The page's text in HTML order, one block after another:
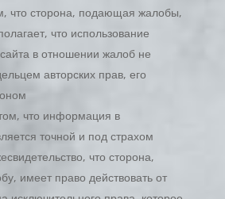
что сторона, подающая жалобы,
что использование
в отношении жалоб не
авторских прав, его
что информация в
точной и под страхом
что сторона,
имеет право действовать от